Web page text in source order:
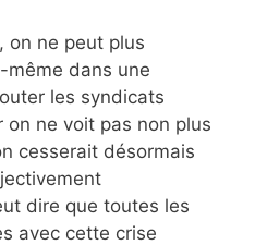
on ne peut plus
dans une
les syndicats
ne voit pas non plus
cesserait désormais
dire que toutes les
avec cette crise